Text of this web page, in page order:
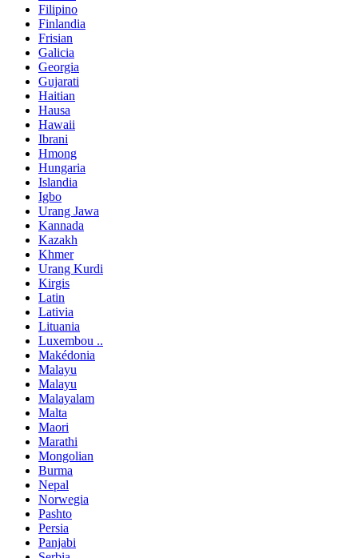
Filipino
Finlandia
Frisian
Galicia
Georgia
Gujarati
Haitian
Hausa
Hawaii
Ibrani
Hmong
Hungaria
Islandia
Igbo
Urang Jawa
Kannada
Kazakh
Khmer
Urang Kurdi
Kirgis
Latin
Lativia
Lituania
Luxembou ..
Makédonia
Malayu
Malayu
Malayalam
Malta
Maori
Marathi
Mongolian
Burma
Nepal
Norwegia
Pashto
Persia
Panjabi